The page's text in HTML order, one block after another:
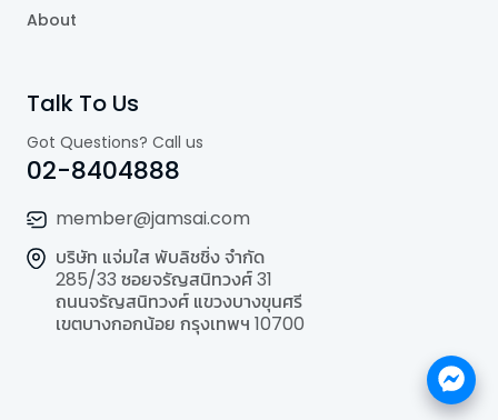
About
Talk To Us
Got Questions? Call us
02-8404888
member@jamsai.com
บริษัท แจ่มใส พับลิชชิ่ง จำกัด
285/33 ซอยจรัญสนิทวงศ์ 31
ถนนจรัญสนิทวงศ์ แขวงบางขุนศรี
เขตบางกอกน้อย กรุงเทพฯ 10700